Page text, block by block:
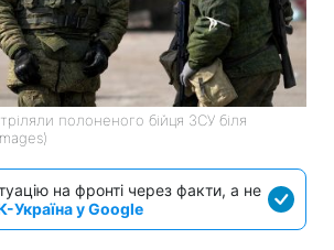
полоненого бійця ЗСУ біля
на фронті через факти, а не
Україна у Google